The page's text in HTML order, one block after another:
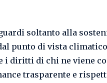
soltanto alla
punto di vista
i diritti di chi ne viene
trasparente e